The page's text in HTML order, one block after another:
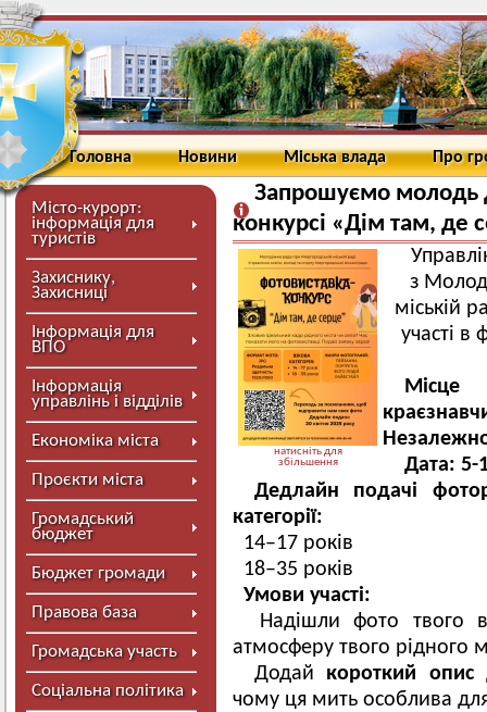
Головна Новини Міська влада Про
Місто-курорт:
інформація для
туристів
Захиснику,
Захисниці
Інформація для
ВПО
Інформація
управлінь і відділів
Економіка міста
Проєкти міста
Громадський
бюджет
Бюджет громади
Правова база
Громадська участь
Соціальна політика
Запрошуємо молодь
конкурсі «Дім там, де
натисніть для
збільшення
з
міській
участі в
Місце
Дата: 5-
Дедлайн подачі
категорії:
14–17 років
18–35 років
Умови участі:
Надішли фото твого
атмосферу твого рідного
Додай короткий опис
чому ця мить особлива